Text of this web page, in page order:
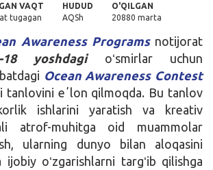
VAQT
tugagan
HUDUD
AQSh
O'QILGAN
20880 marta
Awareness Programsnotijorat
18 yoshdagioʻsmirlar uchun
Ocean Awareness Contest
tanlovini eʼlon qilmoqda. Bu tanlov
ishlarini yaratish va kreativ
atrof-muhitga oid muammolar
ularning dunyo bilan aloqasini
oʻzgarishlarni targʻib qilishga